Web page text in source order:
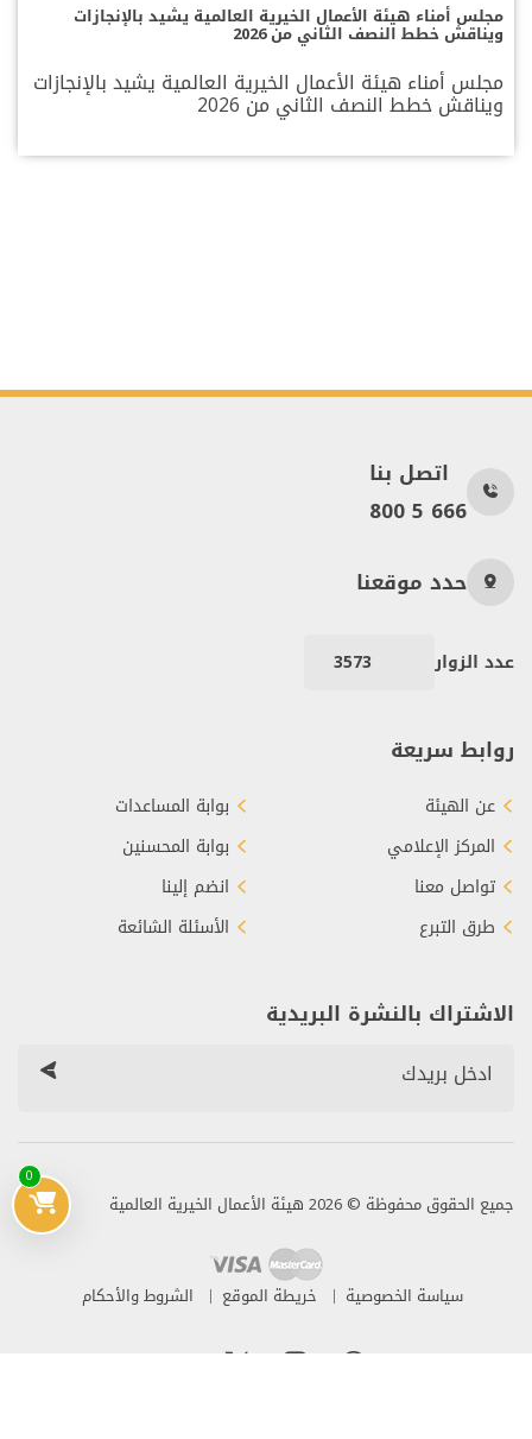
0
مجلس أمناء هيئة الأعمال الخيرية العالمية يشيد بالإنجازات
ويناقش خطط النصف الثاني من 2026
مجلس أمناء هيئة الأعمال الخيرية العالمية يشيد بالإنجازات
ويناقش خطط النصف الثاني من 2026
اتصل بنا
800 5 666
حدد موقعنا
عدد الزوار 3573
روابط سريعة
عن الهيئة
المركز الإعلامي
تواصل معنا
طرق التبرع
بوابة المساعدات
بوابة المحسنين
انضم إلينا
الأسئلة الشائعة
الاشتراك بالنشرة البريدية
جميع الحقوق محفوظة © 2026 هيئة الأعمال الخيرية العالمية
سياسة الخصوصية خريطة الموقع الشروط والأحكام